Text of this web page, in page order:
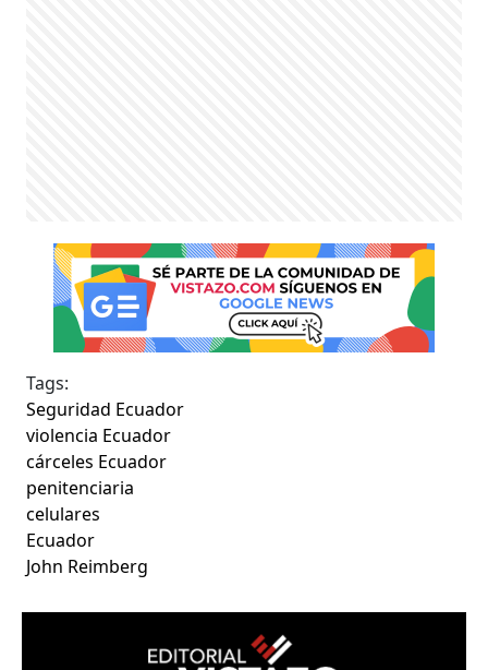
Tags:
Seguridad Ecuador
violencia Ecuador
cárceles Ecuador
penitenciaria
celulares
Ecuador
John Reimberg